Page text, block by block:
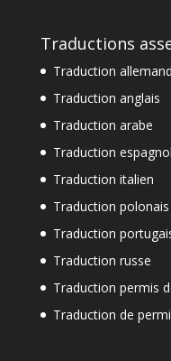
Traductions
Traduction allemand
Traduction anglais
Traduction arabe
Traduction espagnol
Traduction italien
Traduction polonais
Traduction
Traduction russe
Traduction permis
Traduction de